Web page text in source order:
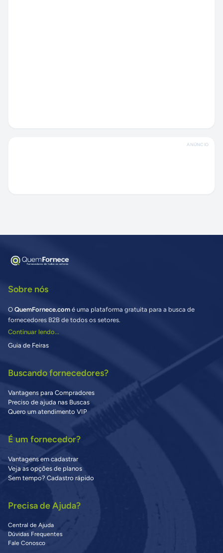
ANÚNCIO
Sobre nós
O QuemFornece.com é uma plataforma gratuita para a busca de
fornecedores B2B de todos os setores.
Continuar lendo...
Guia de Feiras
Buscando fornecedores?
Vantagens para Compradores
Preciso de ajuda nas Buscas
Quero um atendimento VIP
É um fornecedor?
Vantagens em cadastrar
Veja as opções de planos
Sem tempo? Cadastro rápido
Precisa de Ajuda?
Central de Ajuda
Dúvidas Frequentes
Fale Conosco